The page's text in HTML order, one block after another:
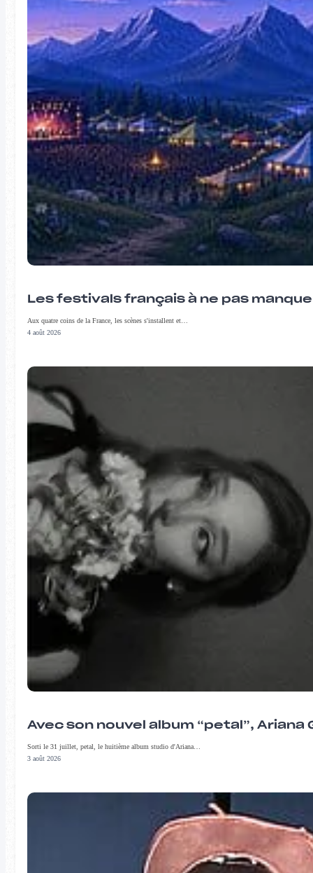
Les festivals français à ne pas
Aux quatre coins de la France, les scènes s'installent et…
4 août 2026
Avec son nouvel album “petal”,
Sorti le 31 juillet, petal, le huitième album studio d'Ariana…
3 août 2026